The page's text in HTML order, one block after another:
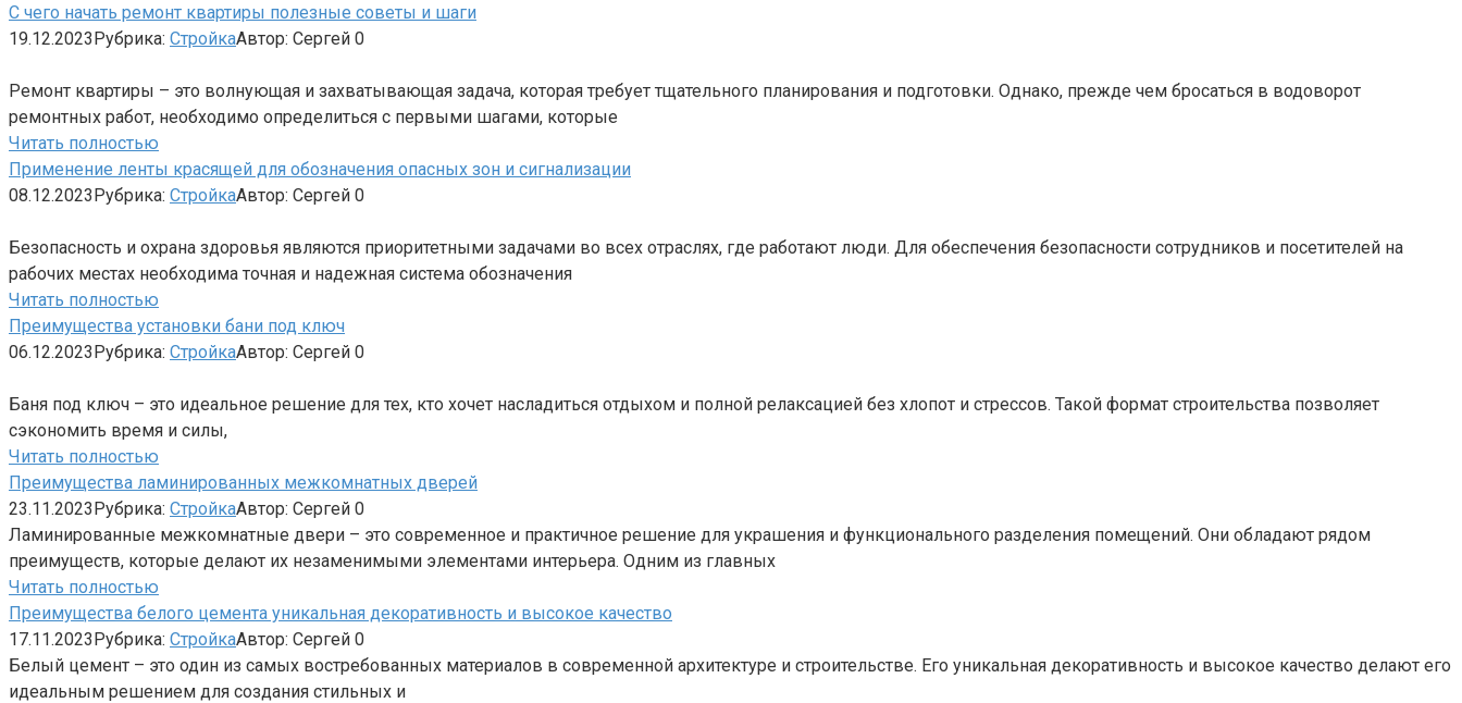
С чего начать ремонт квартиры полезные советы и шаги
19.12.2023Рубрика: СтройкаАвтор: Сергей 0
Ремонт квартиры – это волнующая и захватывающая задача, которая требует тщательного планирования и подготовки. Однако, прежде чем бросаться в водоворот
ремонтных работ, необходимо определиться с первыми шагами, которые
Читать полностью
Применение ленты красящей для обозначения опасных зон и сигнализации
08.12.2023Рубрика: СтройкаАвтор: Сергей 0
Безопасность и охрана здоровья являются приоритетными задачами во всех отраслях, где работают люди. Для обеспечения безопасности сотрудников и посетителей на
рабочих местах необходима точная и надежная система обозначения
Читать полностью
Преимущества установки бани под ключ
06.12.2023Рубрика: СтройкаАвтор: Сергей 0
Баня под ключ – это идеальное решение для тех, кто хочет насладиться отдыхом и полной релаксацией без хлопот и стрессов. Такой формат строительства позволяет
сэкономить время и силы,
Читать полностью
Преимущества ламинированных межкомнатных дверей
23.11.2023Рубрика: СтройкаАвтор: Сергей 0
Ламинированные межкомнатные двери – это современное и практичное решение для украшения и функционального разделения помещений. Они обладают рядом
преимуществ, которые делают их незаменимыми элементами интерьера. Одним из главных
Читать полностью
Преимущества белого цемента уникальная декоративность и высокое качество
17.11.2023Рубрика: СтройкаАвтор: Сергей 0
Белый цемент – это один из самых востребованных материалов в современной архитектуре и строительстве. Его уникальная декоративность и высокое качество делают его
идеальным решением для создания стильных и